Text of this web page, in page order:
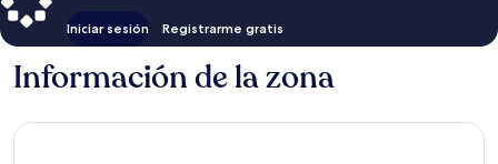
Iniciar sesión Registrarme gratis
Información de la zona